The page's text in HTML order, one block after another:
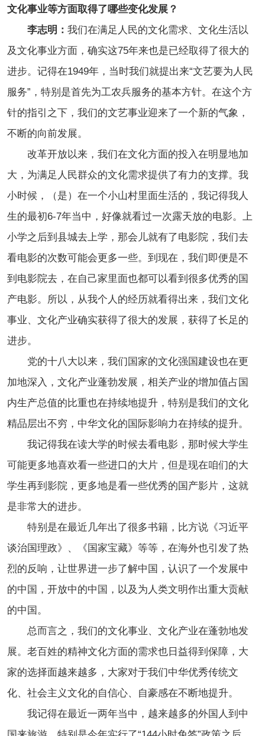
文化事业等方面取得了哪些变化发展？
李志明： 我们在满足人民的文化需求、文化生活以
及文化事业方面，确实这75年来也是已经取得了很大的
进步。记得在1949年，当时我们就提出来“文艺要为人民
服务”，特别是首先为工农兵服务的基本方针。在这个方
针的指引之下，我们的文艺事业迎来了一个新的气象，
不断的向前发展。
改革开放以来，我们在文化方面的投入在明显地加
大，为满足人民群众的文化需求提供了有力的支撑。我
小时候，（是）在一个小山村里面生活的，我记得我人
生的最初6-7年当中，好像就看过一次露天放的电影。上
小学之后到县城去上学，那会儿就有了电影院，我们去
看电影的次数可能会更多一些。到现在，我们即便是不
到电影院去，在自己家里面也都可以看到很多优秀的国
产电影。所以，从我个人的经历就看得出来，我们文化
事业、文化产业确实获得了很大的发展，获得了长足的
进步。
党的十八大以来，我们国家的文化强国建设也在更
加地深入，文化产业蓬勃发展，相关产业的增加值占国
内生产总值的比重也在持续地提升，特别是我们的文化
精品层出不穷，中华文化的国际影响力在持续的提升。
我记得我在读大学的时候去看电影，那时候大学生
可能更多地喜欢看一些进口的大片，但是现在咱们的大
学生再到影院，更多地是看一些优秀的国产影片，这就
是非常大的进步。
特别是在最近几年出了很多书籍，比方说《习近平
谈治国理政》、《国家宝藏》等等，在海外也引发了热
烈的反响，让世界进一步了解中国，认识了一个发展中
的中国，开放中的中国，以及为人类文明作出重大贡献
的中国。
总而言之，我们的文化事业、文化产业在蓬勃地发
展。老百姓的精神文化方面的需求也日益得到保障，大
家的选择面越来越多，大家对于我们中华优秀传统文
化、社会主义文化的自信心、自豪感在不断地提升。
我记得在最近一两年当中，越来越多的外国人到中